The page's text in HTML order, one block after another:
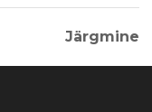
Järgmine